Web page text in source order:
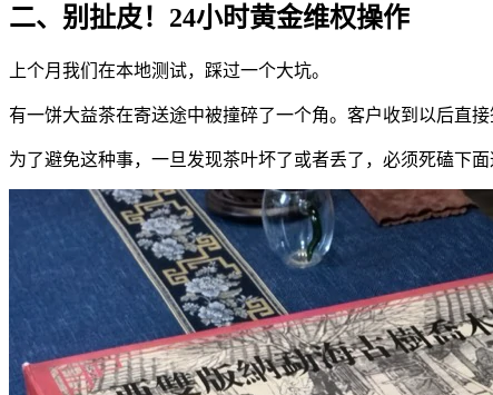
二、别扯皮！24小时黄金维权操作
上个月我们在本地测试，踩过一个大坑。
有一饼大益茶在寄送途中被撞碎了一个角。客户收到以后直
为了避免这种事，一旦发现茶叶坏了或者丢了，必须死磕下面